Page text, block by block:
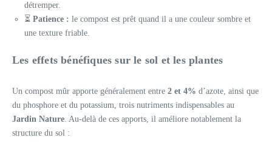
détremper.
⏳ Patience : le compost est prêt quand il a une couleur sombre et
une texture friable.
Les effets bénéfiques sur le sol et les plantes
Un compost mûr apporte généralement entre 2 et 4% d’azote, ainsi que
du phosphore et du potassium, trois nutriments indispensables au
Jardin Nature . Au-delà de ces apports, il améliore notablement la
structure du sol :